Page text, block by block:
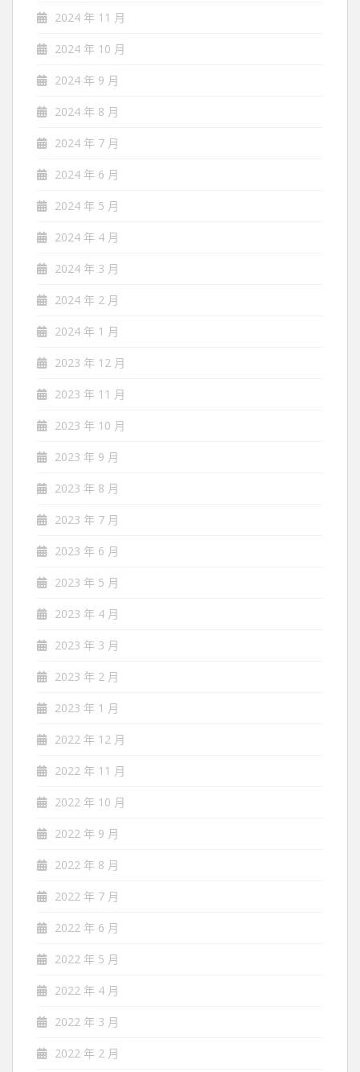
2024 年 11 月
2024 年 10 月
2024 年 9 月
2024 年 8 月
2024 年 7 月
2024 年 6 月
2024 年 5 月
2024 年 4 月
2024 年 3 月
2024 年 2 月
2024 年 1 月
2023 年 12 月
2023 年 11 月
2023 年 10 月
2023 年 9 月
2023 年 8 月
2023 年 7 月
2023 年 6 月
2023 年 5 月
2023 年 4 月
2023 年 3 月
2023 年 2 月
2023 年 1 月
2022 年 12 月
2022 年 11 月
2022 年 10 月
2022 年 9 月
2022 年 8 月
2022 年 7 月
2022 年 6 月
2022 年 5 月
2022 年 4 月
2022 年 3 月
2022 年 2 月